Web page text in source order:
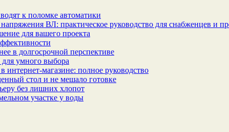
к поломке автоматики
ВЛ: практическое руководство для снабженцев и
для вашего проекта
в долгосрочной перспективе
умного выбора
полное руководство
стол и не мешало готовке
без лишних хлопот
участке у воды